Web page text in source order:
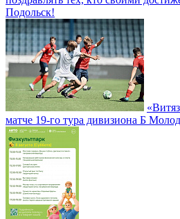
Подольск!
матче 19-го тура дивизиона Б